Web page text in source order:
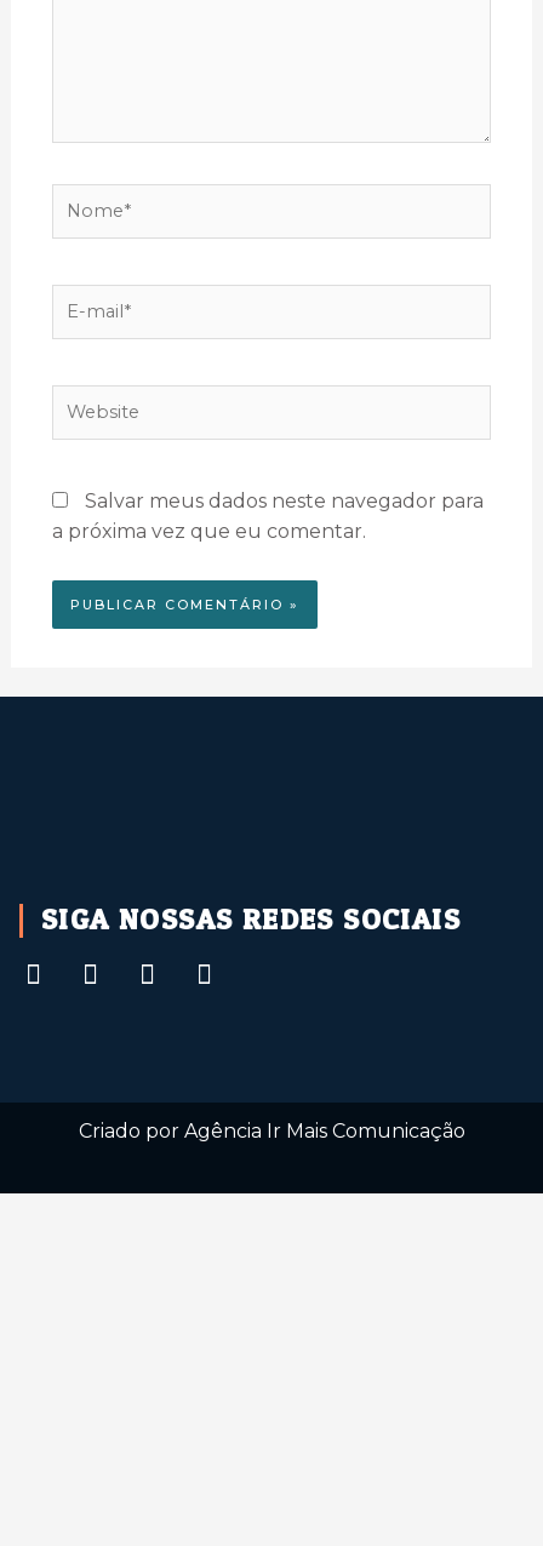
Salvar meus dados neste navegador para
a próxima vez que eu comentar.
watchseries
SIGA NOSSAS REDES SOCIAIS
Criado por Agência Ir Mais Comunicação